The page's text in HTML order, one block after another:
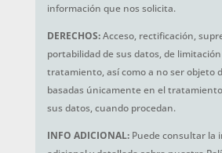
información que nos solicita.
DERECHOS:Acceso, rectificación,
portabilidad de sus datos, de
tratamiento, así como a no ser objeto
basadas únicamente en el
sus datos, cuando procedan.
INFO ADICIONAL: Puede consultar la